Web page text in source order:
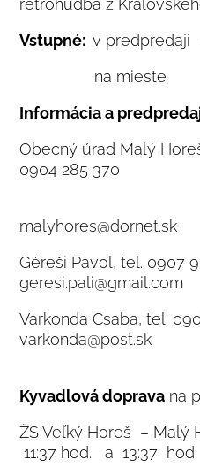
retrohudba z
Vstupné:v predpredaji
na mieste
Informácia a
Obecný úrad Malý
0904 285 370
e-
malyhores@dornet.sk
Géreši Pavol, tel. 0907
geresi.pali@gmail.com
Varkonda Csaba, tel:
varkonda@post.sk
Kyvadlová doprava na
ŽS Veľký Horeš – Malý
11:37 hod. a 13:37 hod.